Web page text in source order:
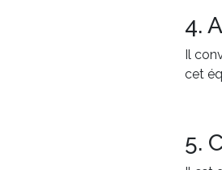
4.
Il
cet
5.